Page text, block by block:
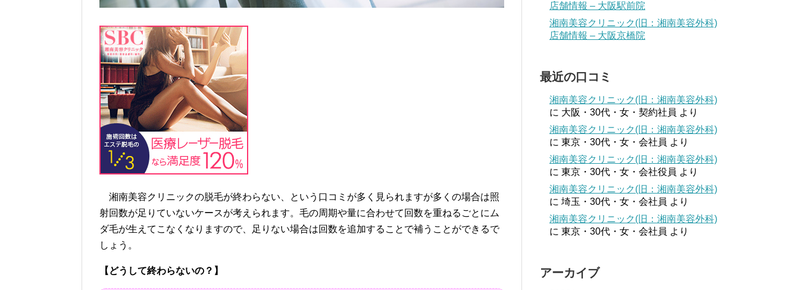
湘南美容クリニックの脱毛が終わらない、という口コミが多く見られますが多くの場合は照
射回数が足りていないケースが考えられます。毛の周期や量に合わせて回数を重ねるごとにム
ダ毛が生えてこなくなりますので、足りない場合は回数を追加することで補うことができるで
しょう。
【どうして終わらないの？】
店舗情報 – 大阪駅前院
湘南美容クリニック(旧：湘南美容外科)
店舗情報 – 大阪京橋院
最近の口コミ
湘南美容クリニック(旧：湘南美容外科)
に 大阪・30代・女・契約社員 より
湘南美容クリニック(旧：湘南美容外科)
に 東京・30代・女・会社員 より
湘南美容クリニック(旧：湘南美容外科)
に 東京・30代・女・会社役員 より
湘南美容クリニック(旧：湘南美容外科)
に 埼玉・30代・女・会社員 より
湘南美容クリニック(旧：湘南美容外科)
に 東京・30代・女・会社員 より
アーカイブ